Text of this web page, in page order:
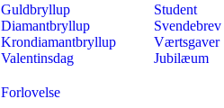
Guldbryllup
Diamantbryllup
Krondiamantbryllup
Valentinsdag
Forlovelse
Student
Svendebrev
Værtsgaver
Jubilæum